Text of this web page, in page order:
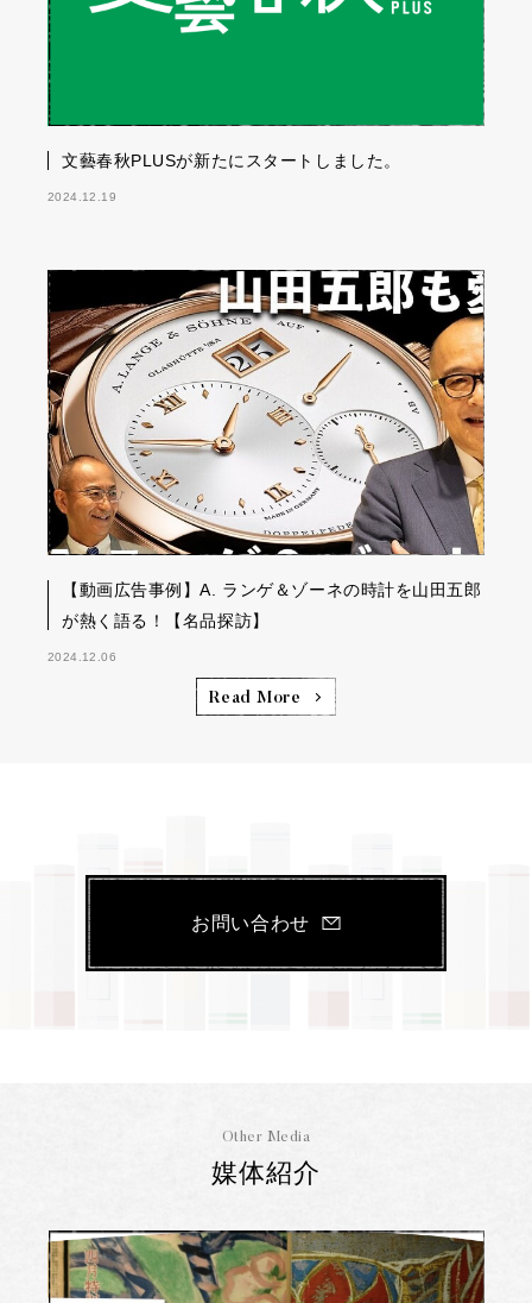
文藝春秋PLUSが新たにスタートしました。
2024.12.19
【動画広告事例】A. ランゲ＆ゾーネの時計を山田五郎
が熱く語る！【名品探訪】
2024.12.06
Read More
お問い合わせ
Other Media
媒体紹介